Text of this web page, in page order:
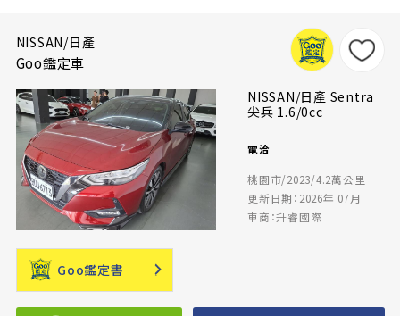
NISSAN/日產
Goo鑑定車
NISSAN/日產 Sentra
尖兵 1.6/0cc
電洽
桃園市/2023/4.2萬公里
更新日期：2026年 07月
車商：升睿國際
Goo鑑定書